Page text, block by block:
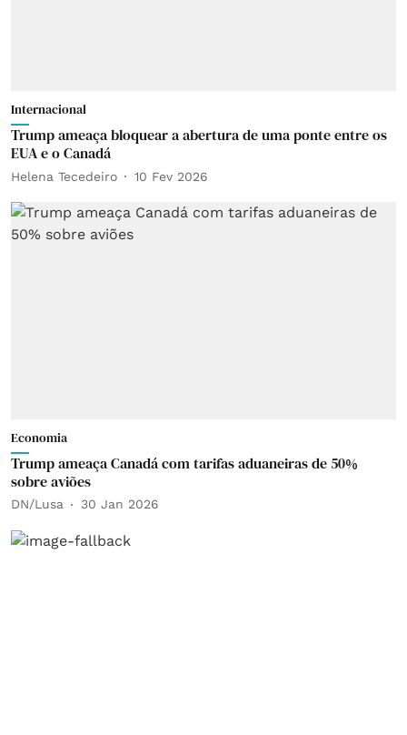
Internacional
Trump ameaça bloquear a abertura de uma ponte entre os
EUA e o Canadá
Helena Tecedeiro 10 Fev 2026
Economia
Trump ameaça Canadá com tarifas aduaneiras de 50%
sobre aviões
DN/Lusa 30 Jan 2026